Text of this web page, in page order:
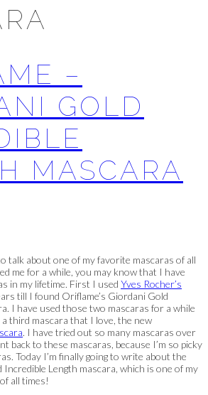
–
GOLD
MASCARA
talk about one of my favorite mascaras of all
me for a while, you may know that I have
in my lifetime. First I used Yves Rocher’s
till I found Oriflame’s Giordani Gold
I have used those two mascaras for a while
third mascara that I love, the new
. I have tried out so many mascaras over
back to these mascaras, because I’m so picky
Today I’m finally going to write about the
Incredible Length mascara, which is one of my
all times!